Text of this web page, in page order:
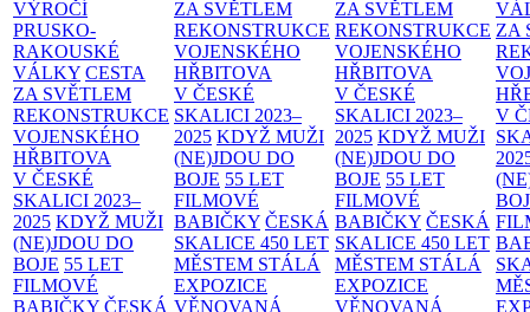
VÝROČÍ
PRUSKO-
RAKOUSKÉ
VÁLKY CESTA
ZA SVĚTLEM
REKONSTRUKCE
VOJENSKÉHO
HŘBITOVA
V ČESKÉ
SKALICI 2023–
2025 KDYŽ MUŽI
(NE)JDOU DO
BOJE 55 LET
FILMOVÉ
BABIČKY ČESKÁ
ZA SVĚTLEM
REKONSTRUKCE
VOJENSKÉHO
HŘBITOVA
V ČESKÉ
SKALICI 2023–
2025 KDYŽ MUŽI
(NE)JDOU DO
BOJE 55 LET
FILMOVÉ
BABIČKY ČESKÁ
SKALICE 450 LET
MĚSTEM STÁLÁ
EXPOZICE
VĚNOVANÁ
ZA SVĚTLEM
REKONSTRUKCE
VOJENSKÉHO
HŘBITOVA
V ČESKÉ
SKALICI 2023–
2025 KDYŽ MUŽI
(NE)JDOU DO
BOJE 55 LET
FILMOVÉ
BABIČKY ČESKÁ
SKALICE 450 LET
MĚSTEM STÁLÁ
EXPOZICE
VĚNOVANÁ
ZA
V